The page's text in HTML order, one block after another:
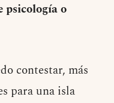
psicología o
contestar, más
para una isla